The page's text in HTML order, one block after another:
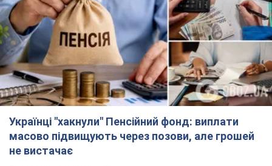
Українці "хакнули" Пенсійний фонд: виплати
масово підвищують через позови, але грошей
не вистачає